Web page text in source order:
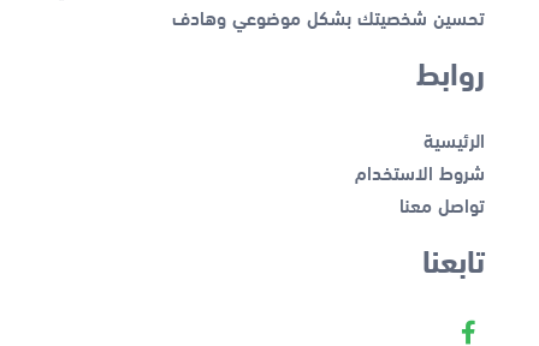
تحسين شخصيتك بشكل موضوعي وهادف
روابط
الرئيسية
شروط الاستخدام
تواصل معنا
تابعنا